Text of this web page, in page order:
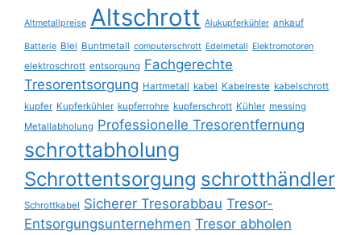
Altmetallpreise Altschrott Alukupferkühler ankauf
Batterie Blei Buntmetall computerschrott Edelmetall Elektromotoren
elektroschrott entsorgung Fachgerechte
Tresorentsorgung Hartmetall kabel Kabelreste kabelschrott
kupfer Kupferkühler kupferrohre kupferschrott Kühler messing
Metallabholung Professionelle Tresorentfernung
schrottabholung
Schrottentsorgung schrotthändler
Schrottkabel Sicherer Tresorabbau Tresor-
Entsorgungsunternehmen Tresor abholen